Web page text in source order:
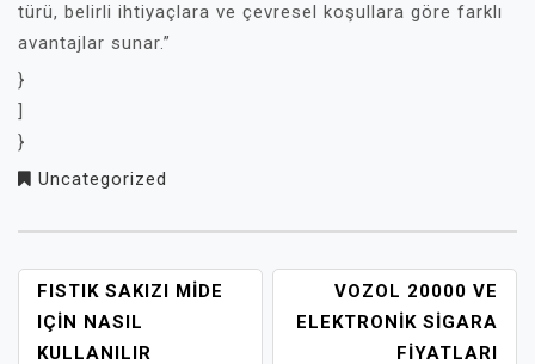
türü, belirli ihtiyaçlara ve çevresel koşullara göre farklı
avantajlar sunar.”
}
]
}
Uncategorized
YAZI
GEZINMESI
FISTIK SAKIZI MIDE
IÇIN NASIL
KULLANILIR
VOZOL 20000 VE
ELEKTRONIK SIGARA
FIYATLARI